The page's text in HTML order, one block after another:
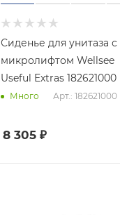
Сиденье для унитаза с
микролифтом Wellsee
Useful Extras 182621000
Много Арт.: 182621000
8 305₽